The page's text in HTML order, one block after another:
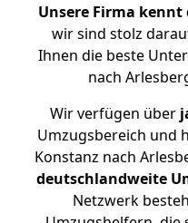
Unsere Firma kennt
wir sind stolz
Ihnen die beste
nach
Wir verfügen über
Umzugsbereich und
Konstanz nach
deutschlandweite
Netzwerk